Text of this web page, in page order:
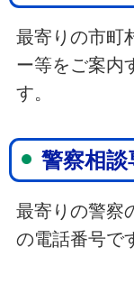
最寄りの市町
ー等をご案内
す。
警察相談
最寄りの警察
の電話番号で